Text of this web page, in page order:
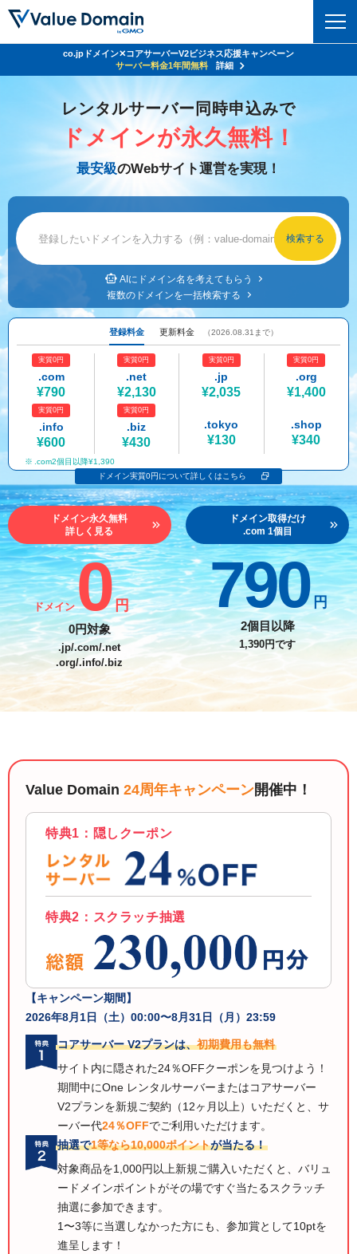
ドメイントップ
ドメイン検索
ドメイン価格一覧
.jpドメインオークション
NEW!
.jpドメインバックオーダー
プレミアムドメイン
人気ドメインの種類
WHOIS検索
レンタルサーバー
サーバートップ
バリューサーバー
XREA
Oneレンタルサーバー
セキュリティ
セキュリティトップ
Value Domain ネットde診断
SSL証明書
サービス
サービストップ
お得意様割引
紹介制度
バリュードメインAPI
ドメイン・ホスティングOEM
ドメインコンシェルジュ
Value Domain Analyzer
Value AI Writer
facebook
x
サポート
マニュアル ライブチャット
お問い合わせ
従来のバリュードメインをご利用希望の方
Value Domainにログイン
外部サービスでの登録が一部未対応（Google等）
おすすめ One レンタルサーバーを含む最新の機能を使う方
Value Domain Oneにログイン
ユーザー登録
従来のバリュードメインをご利用希望の方
Value Domainユーザー登録
外部サービスでの登録が一部未対応（Google等）
おすすめ One レンタルサーバーを含む最新の機能を使う方
Value Domain Oneアカウント作成
以下でも登録可能
Google Yahoo!
Value Domain 24周年キャンペーン
24%OFFクーポンGET＆その他特典あり！
co.jpドメイン✕コアサーバーV2ビジネス応援キャンペーン
サーバー料金1年間無料
詳細
レンタルサーバー同時申込みで
ドメインが永久無料！
最安級のWebサイト運営を実現！
AIにドメイン名を考えてもらう
複数のドメインを一括検索する
登録料金 更新料金 （2026.08.31まで）
実質0円
.com
¥790
実質0円
.net
¥2,130
実質0円
.jp
¥2,035
実質0円
.org
¥1,400
実質0円
.info
¥600
実質0円
.biz
¥430
.tokyo
¥130
.shop
¥340
.com2個目以降¥1,390
ドメイン実質0円について詳しくはこちら
ドメイン永久無料
詳しく見る
ドメイン0 円
0円対象
.jp/.com/.net
.org/.info/.biz
ドメイン取得だけ
.com 1個目
790 円
2個目以降
1,390円です
Value Domain 24周年キャンペーン開催中！
特典1：隠しクーポン
特典2：スクラッチ抽選
【キャンペーン期間】
2026年8月1日（土）00:00〜8月31日（月）23:59
コアサーバー V2プランは、初期費用も無料
サイト内に隠された24％OFFクーポンを見つけよう！
期間中にOne レンタルサーバーまたはコアサーバー
V2プランを新規ご契約（12ヶ月以上）いただくと、サ
ーバー代24％OFFでご利用いただけます。
抽選で1等なら10,000ポイントが当たる！
対象商品を1,000円以上新規ご購入いただくと、バリュ
ードメインポイントがその場ですぐ当たるスクラッチ
抽選に参加できます。
1〜3等に当選しなかった方にも、参加賞として10ptを
進呈します！